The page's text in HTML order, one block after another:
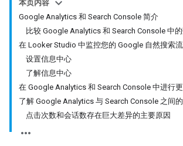
本页内容
Google Analytics 和 Search Console 简介
比较 Google Analytics 和 Search Console 中
在 Looker Studio 中监控您的 Google 自然搜索
设置信息中心
了解信息中心
在 Google Analytics 和 Search Console 中进行
了解 Google Analytics 与 Search Console 之间
点击次数和会话数存在巨大差异的主要原因